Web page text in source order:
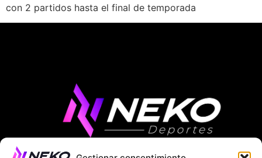
con 2 partidos hasta el final de temporada